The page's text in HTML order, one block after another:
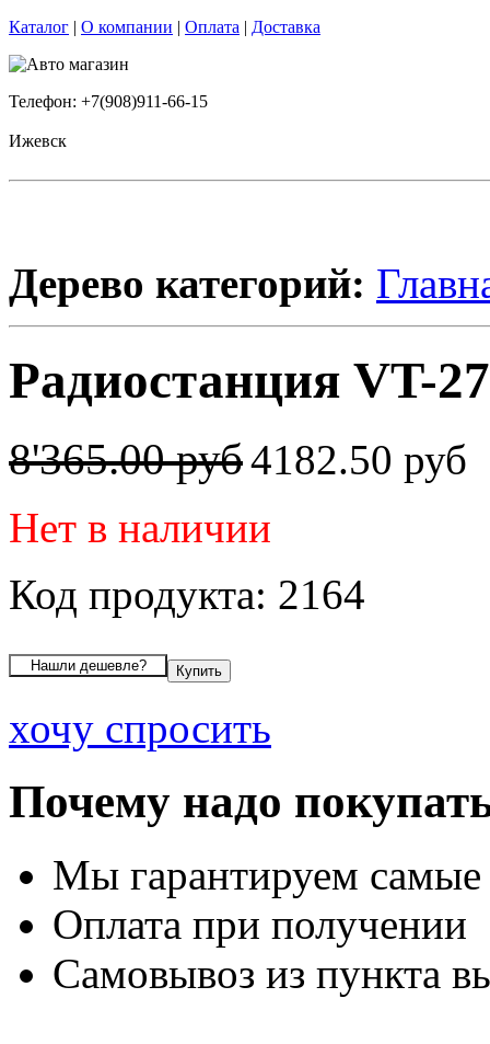
Каталог | О компании | Оплата | Доставка
Телефон: +7(908)911-66-15
Ижевск
Дерево категорий:
Радиостанция VT-
8'365.00 руб4182.50 руб
Нет в наличии
Код продукта: 2164
хочу спросить
Почему надо
Мы гарантируем
Оплата при получении
Самовывоз из пункта